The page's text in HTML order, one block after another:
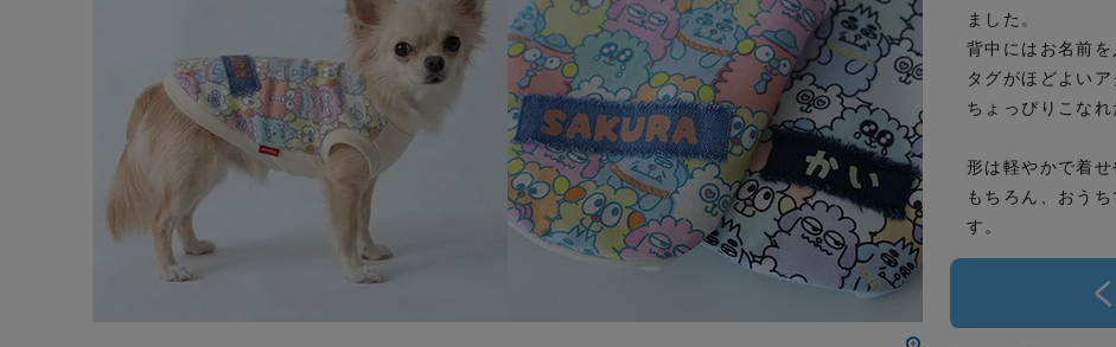
ました。
背中にはお名前
タグがほどよい
ちょっぴりこな
形は軽やかで着
もちろん、おう
す。